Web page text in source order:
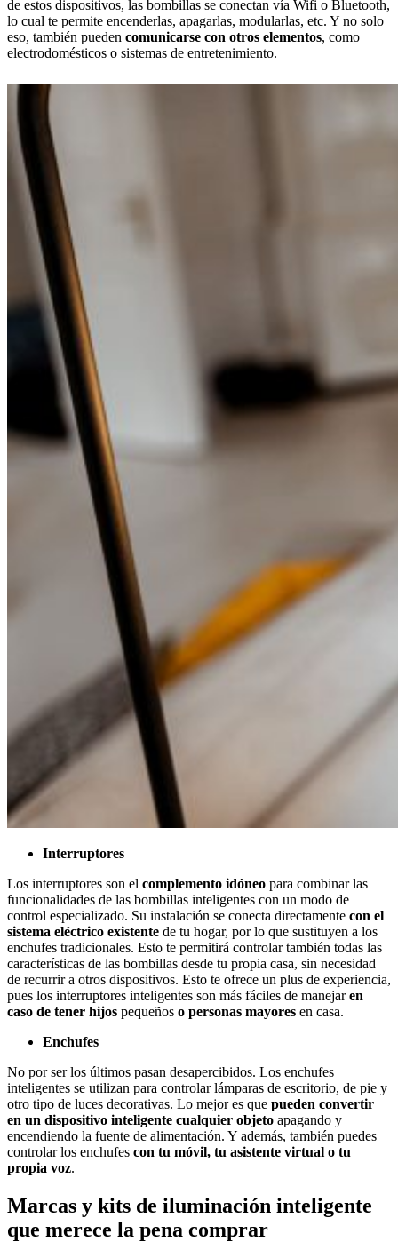
de estos dispositivos, las bombillas se conectan vía Wifi o Bluetooth,
lo cual te permite encenderlas, apagarlas, modularlas, etc. Y no solo
eso, también pueden comunicarse con otros elementos, como
electrodomésticos o sistemas de entretenimiento.
Interruptores
Los interruptores son el complemento idóneo para combinar las
funcionalidades de las bombillas inteligentes con un modo de
control especializado. Su instalación se conecta directamente con el
sistema eléctrico existente de tu hogar, por lo que sustituyen a los
enchufes tradicionales. Esto te permitirá controlar también todas las
características de las bombillas desde tu propia casa, sin necesidad
de recurrir a otros dispositivos. Esto te ofrece un plus de experiencia,
pues los interruptores inteligentes son más fáciles de manejaren
caso de tener hijos pequeños o personas mayores en casa.
Enchufes
No por ser los últimos pasan desapercibidos. Los enchufes
inteligentes se utilizan para controlar lámparas de escritorio, de pie y
otro tipo de luces decorativas. Lo mejor es que pueden convertir
en un dispositivo inteligente cualquier objeto apagando y
encendiendo la fuente de alimentación. Y además, también puedes
controlar los enchufes con tu móvil, tu asistente virtual o tu
propia voz.
Marcas y kits de iluminación inteligente
que merece la pena comprar